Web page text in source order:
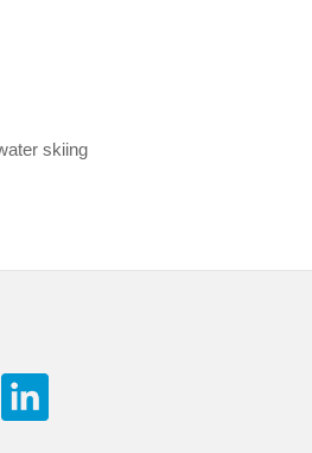
skiing